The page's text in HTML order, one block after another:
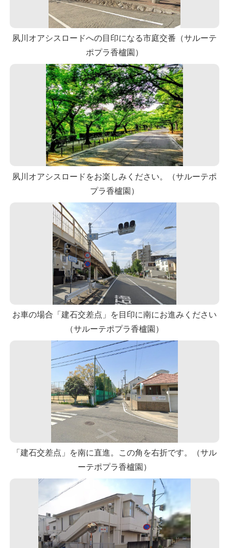
夙川オアシスロードへの目印になる市庭交番（サルーテ
ポプラ香櫨園）
夙川オアシスロードをお楽しみください。（サルーテポ
プラ香櫨園）
お車の場合「建石交差点」を目印に南にお進みください
（サルーテポプラ香櫨園）
「建石交差点」を南に直進。この角を右折です。（サル
ーテポプラ香櫨園）